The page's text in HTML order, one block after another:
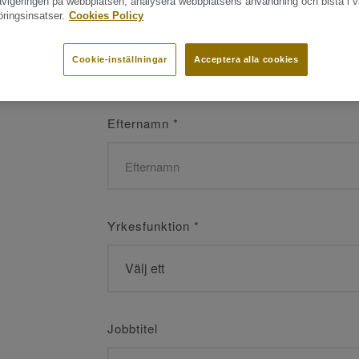
Namn
Efternamn *
Yrkesfunktion *
Jobbtitel
Cookies Policy
Acceptera alla cookies
Cookie-inställningar